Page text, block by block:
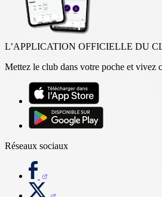
L’APPLICATION OFFICIELLE DU
Mettez le club dans votre poche et vivez
Réseaux sociaux